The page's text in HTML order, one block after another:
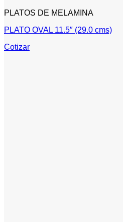
PLATOS DE MELAMINA
PLATO OVAL 11.5″ (29.0 cms)
Cotizar